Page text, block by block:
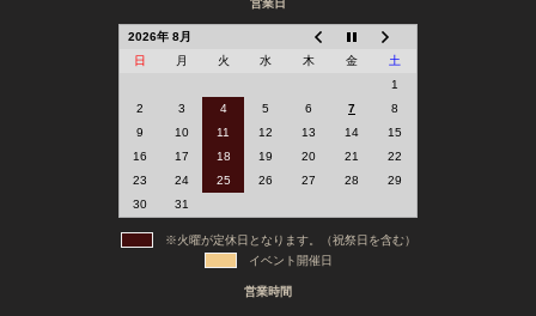
営業日
2026年 8月
日
月 火 水 木 金
土
1
2
3 4 5 6 7
8
9
10 11 12 13 14
15
16
17 18 19 20 21
22
23
24 25 26 27 28
29
30
31
※火曜が定休日となります。（祝祭日を含む）
イベント開催日
営業時間